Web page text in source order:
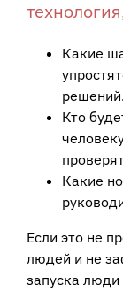
Какие
решений.
Кто
Какие
Если это не
людей и не
запуска